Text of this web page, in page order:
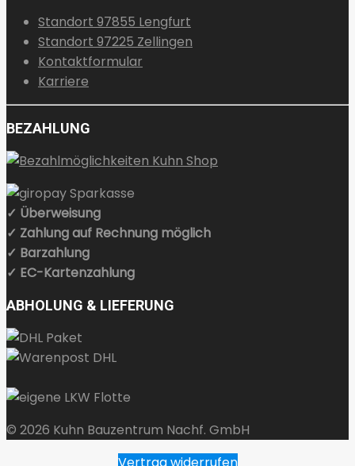
Standort 97855 Lengfurt
Standort 97225 Zellingen
Kontaktformular
Karriere
BEZAHLUNG
✓ Überweisung
✓ Zahlung auf Rechnung möglich
✓ Barzahlung
✓ EC-Kartenzahlung
ABHOLUNG & LIEFERUNG
© 2026 Kuhn Bauzentrum Nachf. GmbH